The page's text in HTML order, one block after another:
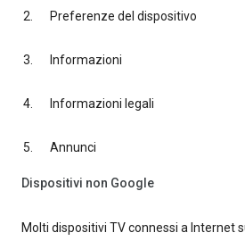
Preferenze del dispositivo
Informazioni
Informazioni legali
Annunci
Dispositivi non Google
Molti dispositivi TV connessi a Internet